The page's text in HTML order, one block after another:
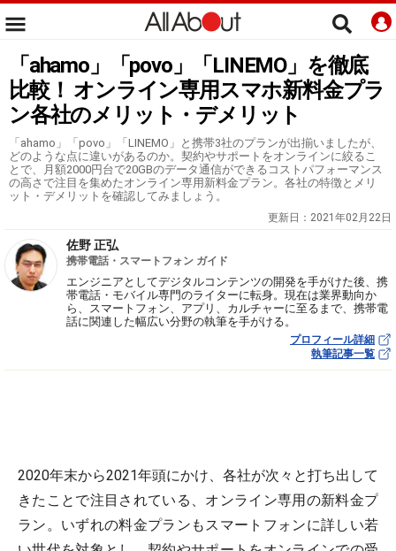
「ahamo」「povo」「LINEMO」を徹底
比較！ オンライン専用スマホ新料金プラ
ン各社のメリット・デメリット
「ahamo」「povo」「LINEMO」と携帯3社のプランが出揃いましたが、
どのような点に違いがあるのか。契約やサポートをオンラインに絞るこ
とで、月額2000円台で20GBのデータ通信ができるコストパフォーマンス
の高さで注目を集めたオンライン専用新料金プラン。各社の特徴とメリ
ット・デメリットを確認してみましょう。
更新日： 2021年02月22日
佐野 正弘
携帯電話・スマートフォン ガイド
エンジニアとしてデジタルコンテンツの開発を手がけた後、携
帯電話・モバイル専門のライターに転身。現在は業界動向か
ら、スマートフォン、アプリ、カルチャーに至るまで、携帯電
話に関連した幅広い分野の執筆を手がける。
プロフィール詳細
執筆記事一覧
2020年末から2021年頭にかけ、各社が次々と打ち出して
きたことで注目されている、オンライン専用の新料金プ
ラン。いずれの料金プランもスマートフォンに詳しい若